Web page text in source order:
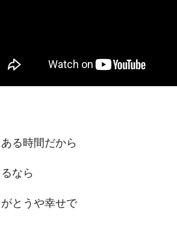
る時間だから
なら
とうや幸せで